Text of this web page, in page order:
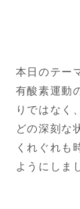
本日のテー
有酸素運動
りではなく
どの深刻な
くれぐれも
ようにしま